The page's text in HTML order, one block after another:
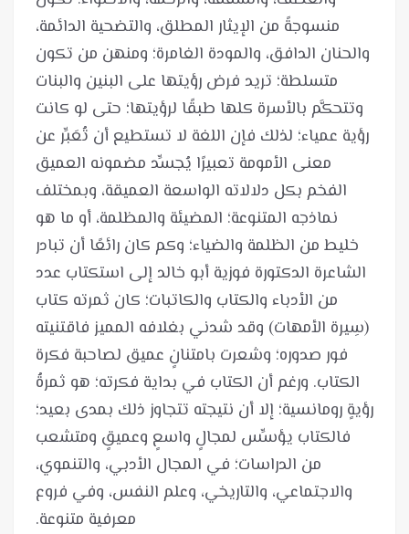
منسوجةً من الإيثار المطلق، والتضحية الدائمة،
والحنان الدافق، والمودة الغامرة؛ ومنهن من تكون
متسلطة؛ تريد فرض رؤيتها على البنين والبنات
وتتحكَّم بالأسرة كلها طبقًا لرؤيتها؛ حتى لو كانت
رؤية عمياء؛ لذلك فإن اللغة لا تستطيع أن تُعَبِّر عن
معنى الأمومة تعبيرًا يُجسِّد مضمونه العميق
الفخم بكل دلالاته الواسعة العميقة، وبمختلف
نماذجه المتنوعة؛ المضيئة والمظلمة، أو ما هو
خليط من الظلمة والضياء؛ وكم كان رائعًا أن تبادر
الشاعرة الدكتورة فوزية أبو خالد إلى استكتاب عدد
من الأدباء والكتاب والكاتبات؛ كان ثمرته كتاب
(سِيرة الأمهات) وقد شدني بغلافه المميز فاقتنيته
فور صدوره؛ وشعرت بامتنانٍ عميق لصاحبة فكرة
الكتاب. ورغم أن الكتاب في بداية فكرته؛ هو ثمرةُ
رؤيةٍ رومانسية؛ إلا أن نتيجته تتجاوز ذلك بمدى بعيد؛
فالكتاب يؤسِّس لمجالٍ واسعٍ وعميقٍ ومتشعب
من الدراسات؛ في المجال الأدبي، والتنموي،
والاجتماعي، والتاريخي، وعلم النفس، وفي فروع